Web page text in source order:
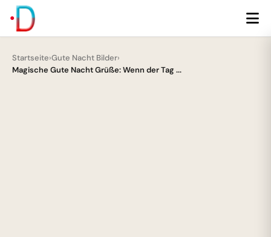
Startseite›Gute Nacht Bilder›
Magische Gute Nacht Grüße: Wenn der Tag ...